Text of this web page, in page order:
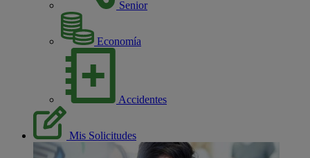
Senior
Economía
Accidentes
Mis Solicitudes